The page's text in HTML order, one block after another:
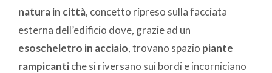
natura in città, concetto ripreso sulla facciata
esterna dell’edificio dove, grazie ad un
esoscheletro in acciaio, trovano spazio piante
rampicantiche si riversano sui bordi e incorniciano